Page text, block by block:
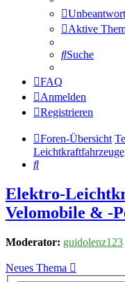
Aktive
Suche
FAQ
Anmelden
Registrieren
Foren-Übersicht
Suche
Elektro-
Velomobile & -
Moderator: guidolenz123
Neues Thema